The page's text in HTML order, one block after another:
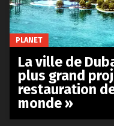
PLANET
La ville de
plus grand
restauration
monde »